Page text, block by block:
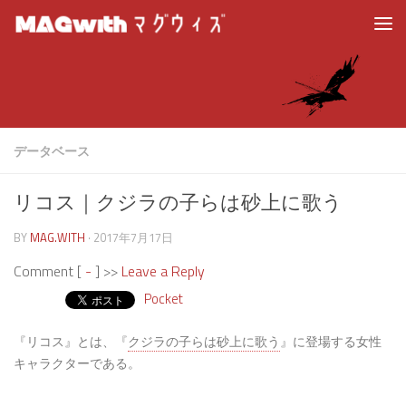
データベース
リコス｜クジラの子らは砂上に歌う
BY MAG.WITH · 2017年7月17日
Comment [ - ] >> Leave a Reply
Pocket
『リコス』とは、『クジラの子らは砂上に歌う 』に登場する女性
キャラクターである。